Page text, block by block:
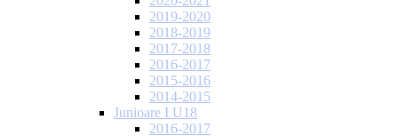
2019-2020
2018-2019
2017-2018
2016-2017
2015-2016
2014-2015
Junioare I U18
2016-2017